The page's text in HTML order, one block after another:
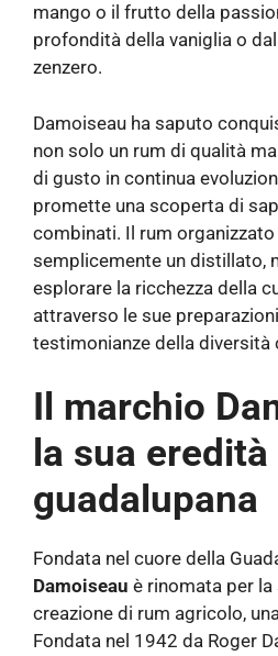
mango o il frutto della
profondità della vaniglia o
zenzero.
Damoiseau ha saputo
non solo un rum di qualità ma
di gusto in continua
promette una scoperta di
combinati. Il rum organizzato
semplicemente un distillato,
esplorare la ricchezza della
attraverso le sue
testimonianze della diversità
Il marchio
la sua eredità
guadalupana
Fondata nel cuore della
Damoiseau è rinomata per la
creazione di rum agricolo,
Fondata nel 1942 da Roger